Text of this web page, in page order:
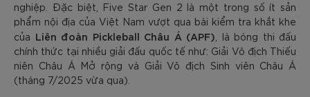
nghiệp. Đặc biệt, Five Star Gen 2 là một trong số ít sản
phẩm nội địa của Việt Nam vượt qua bài kiểm tra khắt khe
của Liên đoàn Pickleball Châu Á (APF) , là bóng thi đấu
chính thức tại nhiều giải đấu quốc tế như: Giải Vô địch Thiếu
niên Châu Á Mở rộng và Giải Vô địch Sinh viên Châu Á
(tháng 7/2025 vừa qua).